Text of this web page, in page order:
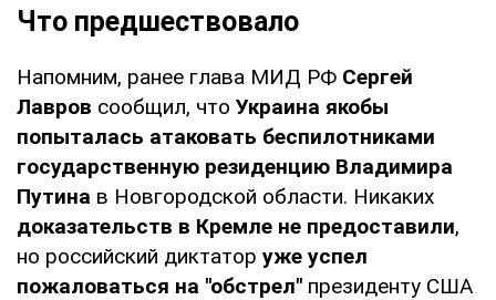
Что предшествовало
Напомним, ранее глава МИД РФ Сергей
Лавров сообщил, что Украина якобы
попыталась атаковать беспилотниками
государственную резиденцию Владимира
Путина в Новгородской области. Никаких
доказательств в Кремле не предоставили,
но российский диктатор уже успел
пожаловаться на "обстрел" президенту США